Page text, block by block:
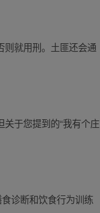
则就用刑。土匪还会通
于您提到的“我有个庄
诊断和饮食行为训练